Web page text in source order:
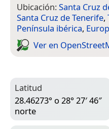
Ubicación:Santa Cruz
Santa Cruz de Tenerife,
Península ibérica,
Ver en
Latitud
28.46273° o 28° 27′ 46″
norte